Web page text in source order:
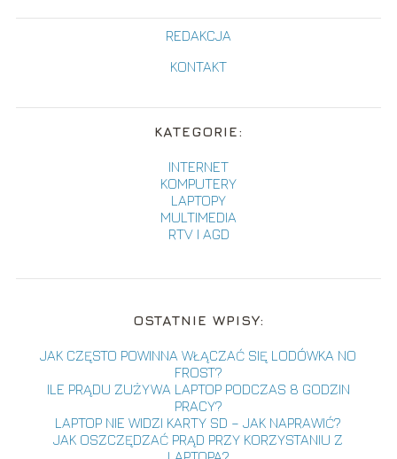
REDAKCJA
KONTAKT
KATEGORIE:
INTERNET
KOMPUTERY
LAPTOPY
MULTIMEDIA
RTV I AGD
OSTATNIE WPISY:
JAK CZĘSTO POWINNA WŁĄCZAĆ SIĘ LODÓWKA NO
FROST?
ILE PRĄDU ZUŻYWA LAPTOP PODCZAS 8 GODZIN
PRACY?
LAPTOP NIE WIDZI KARTY SD – JAK NAPRAWIĆ?
JAK OSZCZĘDZAĆ PRĄD PRZY KORZYSTANIU Z